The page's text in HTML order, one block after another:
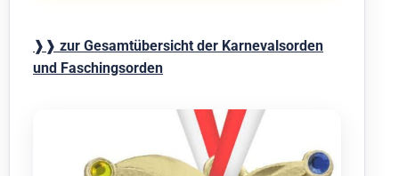
❱❱ zur Gesamtübersicht der Karnevalsorden
und Faschingsorden